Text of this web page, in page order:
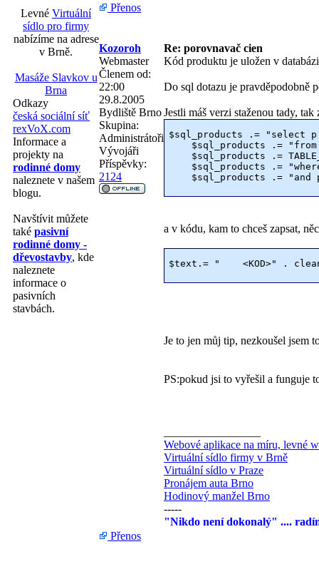
Levné Virtuální
sídlo pro firmy
nabízíme na adrese
v Brně.
Masáže Slavkov u
Brna
Odkazy
česká sociální síť
rexVoX.com
Informace a
projekty na
rodinné domy
naleznete v našem
blogu.
Navštívit můžete
také pasivní
rodinné domy -
dřevostavby, kde
naleznete
informace o
pasivních
stavbách.
Přenos
Kozoroh
Re: porovnavač cien
Webmaster
Členem od:
22:00
29.8.2005
Bydliště Brno
Skupina:
Administrátoři
Vývojáři
Příspěvky:
2124
Kód produktu je uložen v
Do sql dotazu je pravděpodobně
Jestli máš verzi staženou tady,
$sql_products .= "select
$sql_products .=
$sql_products .=
$sql_products .=
a v kódu, kam to chceš zapsat,
Je to jen můj tip, nezkoušel jsem
PS:pokud jsi to vyřešil a funguje
Webové aplikace na míru, levné
Virtuální sídlo firmy v Brně
Virtuální sídlo v Praze
Pronájem auta Brno
Hodinový manžel Brno
-----
"Nikdo není dokonalý" ....
Přenos